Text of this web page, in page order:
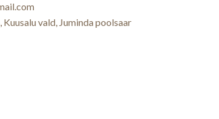
vald, Juminda poolsaar